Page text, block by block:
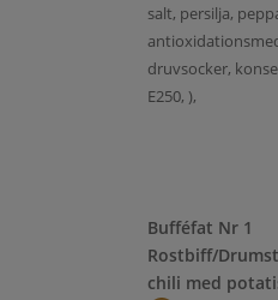
salt, persilja,
druvsocker,
E250, ),
Bufféfat Nr 1
Rostbiff/
chili med